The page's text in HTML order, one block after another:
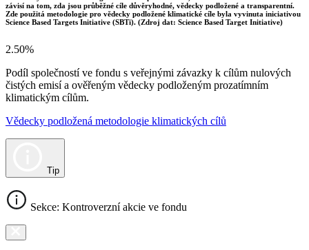
závisí na tom, zda jsou průběžné cíle důvěryhodné, vědecky podložené a transparentní.
Zde použitá metodologie pro vědecky podložené klimatické cíle byla vyvinuta iniciativou
Science Based Targets Initiative (SBTi). (Zdroj dat: Science Based Target Initiative)
2.50%
Podíl společností ve fondu s veřejnými závazky k cílům nulových
čistých emisí a ověřeným vědecky podloženým prozatímním
klimatickým cílům.
Vědecky podložená metodologie klimatických cílů
Tip
Sekce: Kontroverzní akcie ve fondu